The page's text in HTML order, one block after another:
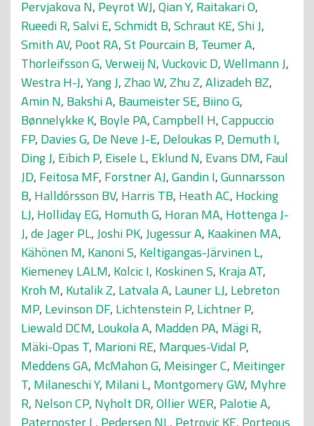
Pervjakova N, Peyrot WJ,Qian Y, Raitakari O,
Rueedi R,Salvi E,Schmidt B,Schraut KE,Shi J,
Smith AV, Poot RA,St Pourcain B, Teumer A,
Thorleifsson G,Verweij N,Vuckovic D,Wellmann J,
Westra H-J,Yang J,Zhao W,Zhu Z,Alizadeh BZ,
Amin N, Bakshi A, Baumeister SE, Biino G,
Bønnelykke K, Boyle PA,Campbell H,Cappuccio
FP, Davies G, De Neve J-E, Deloukas P, Demuth I,
Ding J, Eibich P, Eisele L, Eklund N, Evans DM, Faul
JD, Feitosa MF, Forstner AJ,Gandin I,Gunnarsson
B, Halldórsson BV, Harris TB, Heath AC, Hocking
LJ, Holliday EG, Homuth G, Horan MA, Hottenga J-
J,de Jager PL,Joshi PK,Jugessur A, Kaakinen MA,
Kähönen M, Kanoni S, Keltigangas-Järvinen L,
Kiemeney LALM, Kolcic I, Koskinen S, Kraja AT,
Kroh M, Kutalik Z, Latvala A, Launer LJ, Lebreton
MP, Levinson DF, Lichtenstein P, Lichtner P,
Liewald DCM, Loukola A, Madden PA, Mägi R,
Mäki-Opas T, Marioni RE, Marques-Vidal P,
Meddens GA, McMahon G, Meisinger C, Meitinger
T, Milaneschi Y, Milani L, Montgomery GW, Myhre
R, Nelson CP, Nyholt DR,Ollier WER, Palotie A,
Paternoster L, Pedersen NL, Petrovic KE, Porteous